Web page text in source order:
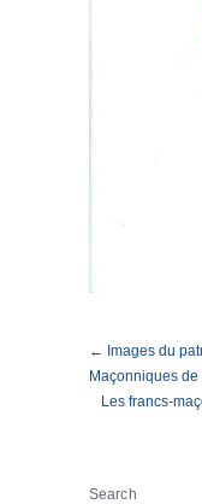
← Images du
Maçonniques
Les francs-
Search